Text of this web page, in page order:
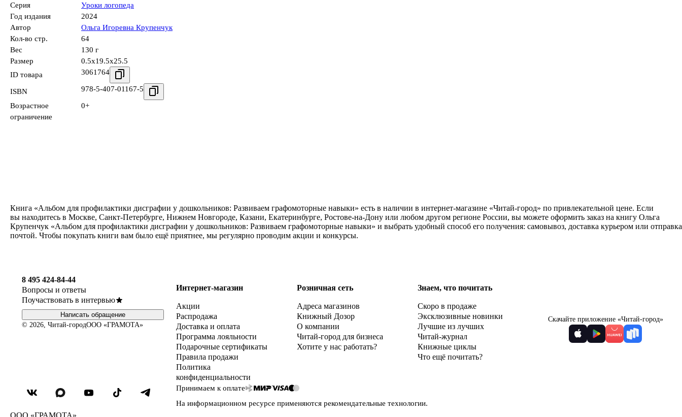
Серия
Уроки логопеда
Год издания
2024
Автор
Ольга Игоревна Крупенчук
Кол-во стр.
64
Вес
130 г
Размер
0.5x19.5x25.5
ID товара
3061764
ISBN 978-5-407-01167-5
Возрастное
ограничение
0+
Книга «Альбом для профилактики дисграфии у дошкольников: Развиваем графомоторные навыки» есть в наличии в интернет-магазине «Читай-город» по привлекательной цене. Если
вы находитесь в Москве, Санкт-Петербурге, Нижнем Новгороде, Казани, Екатеринбурге, Ростове-на-Дону или любом другом регионе России, вы можете оформить заказ на книгу Ольга
Крупенчук «Альбом для профилактики дисграфии у дошкольников: Развиваем графомоторные навыки» и выбрать удобный способ его получения: самовывоз, доставка курьером или отправка
почтой. Чтобы покупать книги вам было ещё приятнее, мы регулярно проводим акции и конкурсы.
8 495 424-84-44
Вопросы и ответы
Поучаствовать в интервью
Написать обращение
© 2026, Читай-городООО «ГРАМОТА»
Интернет-магазин
Акции
Распродажа
Доставка и оплата
Программа лояльности
Подарочные сертификаты
Правила продажи
Политика
конфиденциальности
Розничная сеть
Адреса магазинов
Книжный Дозор
О компании
Читай-город для бизнеса
Хотите у нас работать?
Знаем, что почитать
Скоро в продаже
Эксклюзивные новинки
Лучшие из лучших
Читай-журнал
Книжные циклы
Что ещё почитать?
Принимаем к оплате
На информационном ресурсе применяются рекомендательные технологии.
Скачайте приложение «Читай-город»
ООО «ГРАМОТА»